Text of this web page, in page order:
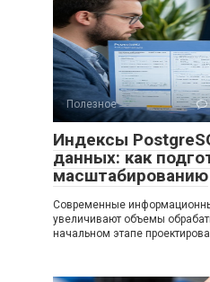
Полезное
Индексы
данных: как
масштабированию
Современные
увеличивают объемы
начальном этапе